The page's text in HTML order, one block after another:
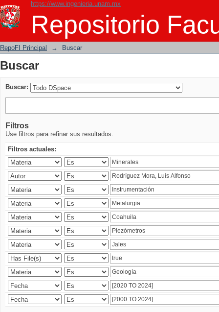
https://www.ingenieria.unam.mx
Repositorio
Buscar
RepoFI Principal → Buscar
Buscar
Buscar:
Filtros
Use filtros para refinar sus resultados.
Filtros actuales: